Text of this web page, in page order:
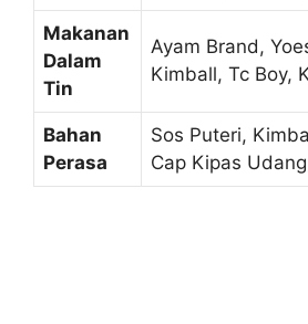
Makanan
Dalam
Tin
Ayam Brand,
Kimball, Tc Boy,
Bahan
Perasa
Sos Puteri,
Cap Kipas